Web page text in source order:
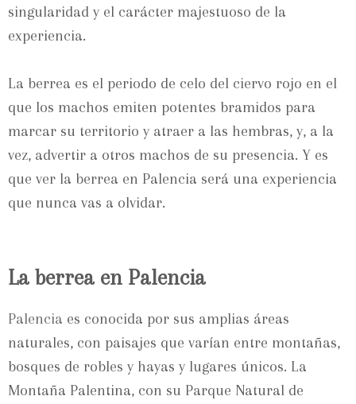
singularidad y el carácter majestuoso de la
experiencia.
La berrea es el periodo de celo del ciervo rojo en el
que los machos emiten potentes bramidos para
marcar su territorio y atraer a las hembras, y, a la
vez, advertir a otros machos de su presencia. Y es
que ver la berrea en Palencia será una experiencia
que nunca vas a olvidar.
La berrea en Palencia
Palencia es conocida por sus amplias áreas
naturales, con paisajes que varían entre montañas,
bosques de robles y hayas y lugares únicos. La
Montaña Palentina, con su Parque Natural de